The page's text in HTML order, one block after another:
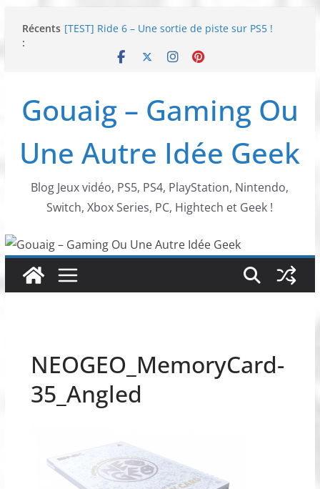
Récents
:
[TEST] Ride 6 – Une sortie de piste sur PS5 !
NEOGEO AES+ : La légende de l’arcade est de
SWITCH 2 : Nouveaux accessoires Turtle Beach X
Gouaig – Gaming Ou
Une Autre Idée Geek
Blog Jeux vidéo, PS5, PS4, PlayStation, Nintendo,
Switch, Xbox Series, PC, Hightech et Geek !
NEOGEO_MemoryCard-
35_Angled